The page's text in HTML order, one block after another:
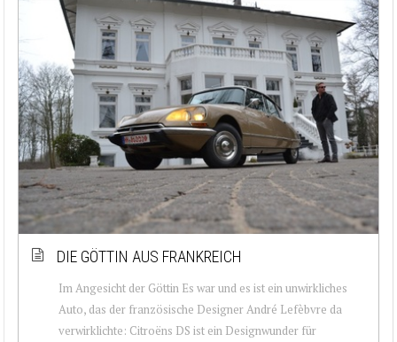
DIE GÖTTIN AUS FRANKREICH
Im Angesicht der Göttin Es war und es ist ein unwirkliches
Auto, das der französische Designer André Lefèbvre da
verwirklichte: Citroëns DS ist ein Designwunder für